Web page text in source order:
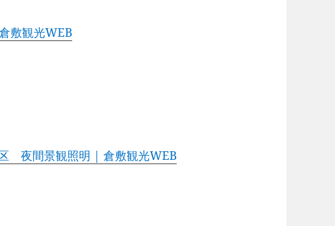
敷観光WEB
夜間景観照明 | 倉敷観光WEB